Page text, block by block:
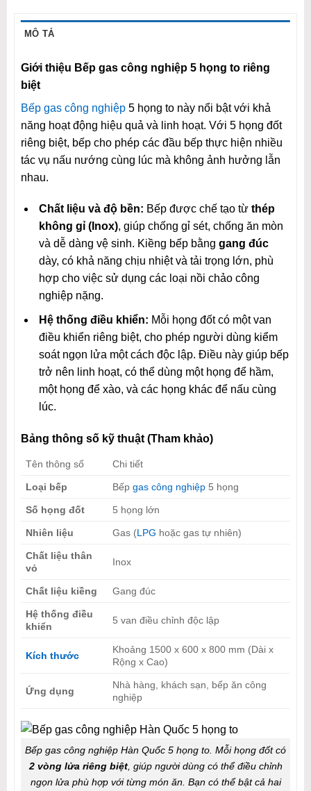
MÔ TẢ
Giới thiệu Bếp gas công nghiệp 5 họng to riêng
biệt
Bếp gas công nghiệp5 họng to này nổi bật với khả
năng hoạt động hiệu quả và linh hoạt. Với 5 họng đốt
riêng biệt, bếp cho phép các đầu bếp thực hiện nhiều
tác vụ nấu nướng cùng lúc mà không ảnh hưởng lẫn
nhau.
Chất liệu và độ bền: Bếp được chế tạo từ thép
không gỉ (Inox), giúp chống gỉ sét, chống ăn mòn
và dễ dàng vệ sinh. Kiềng bếp bằng gang đúc
dày, có khả năng chịu nhiệt và tải trọng lớn, phù
hợp cho việc sử dụng các loại nồi chảo công
nghiệp nặng.
Hệ thống điều khiển: Mỗi họng đốt có một van
điều khiển riêng biệt, cho phép người dùng kiểm
soát ngọn lửa một cách độc lập. Điều này giúp bếp
trở nên linh hoạt, có thể dùng một họng để hầm,
một họng để xào, và các họng khác để nấu cùng
lúc.
Bảng thông số kỹ thuật (Tham khảo)
Tên thông số Chi tiết
Loại bếp Bếp gas công nghiệp5 họng
Số họng đốt 5 họng lớn
Nhiên liệu Gas (LPG hoặc gas tự nhiên)
Chất liệu thân
vỏ
Inox
Chất liệu kiềng Gang đúc
Hệ thống điều
khiển
5 van điều chỉnh độc lập
Kích thước
Khoảng 1500 x 600 x 800 mm (Dài x
Rộng x Cao)
Ứng dụng
Nhà hàng, khách sạn, bếp ăn công
nghiệp
Bếp gas công nghiệp Hàn Quốc 5 họng to. Mỗi họng đốt có
2 vòng lửa riêng biệt, giúp người dùng có thể điều chỉnh
ngọn lửa phù hợp với từng món ăn. Bạn có thể bật cả hai